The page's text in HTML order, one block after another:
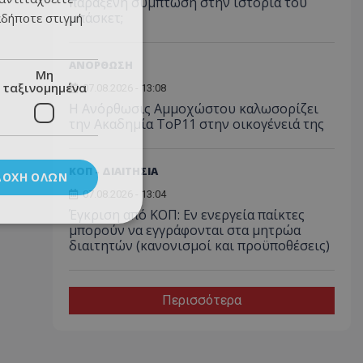
μπάσκετ;
ΑΝΟΡΘΩΣΗ
07.08.2026 - 13:08
Η Ανόρθωσις Αμμοχώστου καλωσορίζει
την Ακαδημία ToP11 στην οικογένειά της
ΚΟΠ - ΔΙΑΙΤΗΣΙΑ
07.08.2026 - 13:04
Έγκριση από ΚΟΠ: Εν ενεργεία παίκτες
μπορούν να εγγράφονται στα μητρώα
διαιτητών (κανονισμοί και προϋποθέσεις)
Περισσότερα
στιγμή
Μη
ταξινομημένα
ΌΛΩΝ